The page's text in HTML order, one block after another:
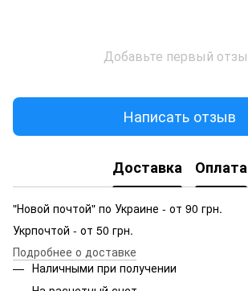
Добавьте первый
Написать отзыв
Доставка Оплата
"Новой почтой" по Украине - от 90 грн.
Укрпочтой - от 50 грн.
Подробнее о доставке
Наличными при получении